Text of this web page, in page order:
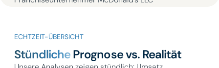
ECHTZEIT-ÜBERSICHT
StündlichePrognose vs. Realität